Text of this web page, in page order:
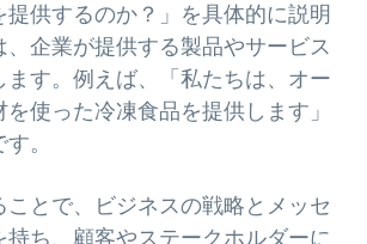
提供するのか？」を具体的に説明
、企業が提供する製品やサービス
ます。例えば、「私たちは、オー
使った冷凍食品を提供します」
。
ことで、ビジネスの戦略とメッセ
持ち、顧客やステークホルダーに